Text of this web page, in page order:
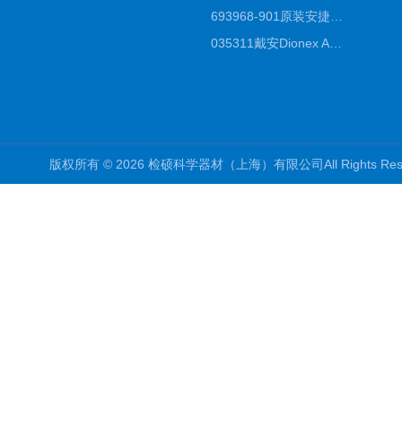
035311戴安Dionex AS4分析柱阴离子交换色谱柱厂家
版权所有 © 2026 检硕科学器材（上海）有限公司All Rights